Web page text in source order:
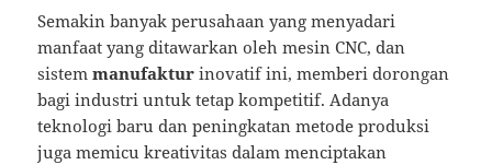
Semakin banyak perusahaan yang menyadari
manfaat yang ditawarkan oleh mesin CNC, dan
sistemmanufaktur inovatif ini, memberi dorongan
bagi industri untuk tetap kompetitif. Adanya
teknologi baru dan peningkatan metode produksi
juga memicu kreativitas dalam menciptakan